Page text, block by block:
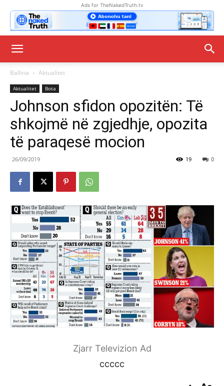
Ads for TheNakedTruth.tv
Ballina Aktualitet
Aktualitet Bota
Johnson sfidon opozitën: Të
shkojmë në zgjedhje, opozita
të paraqesë mocion
26/09/2019 0
19
Zjarr Televizion Ad
ccccc